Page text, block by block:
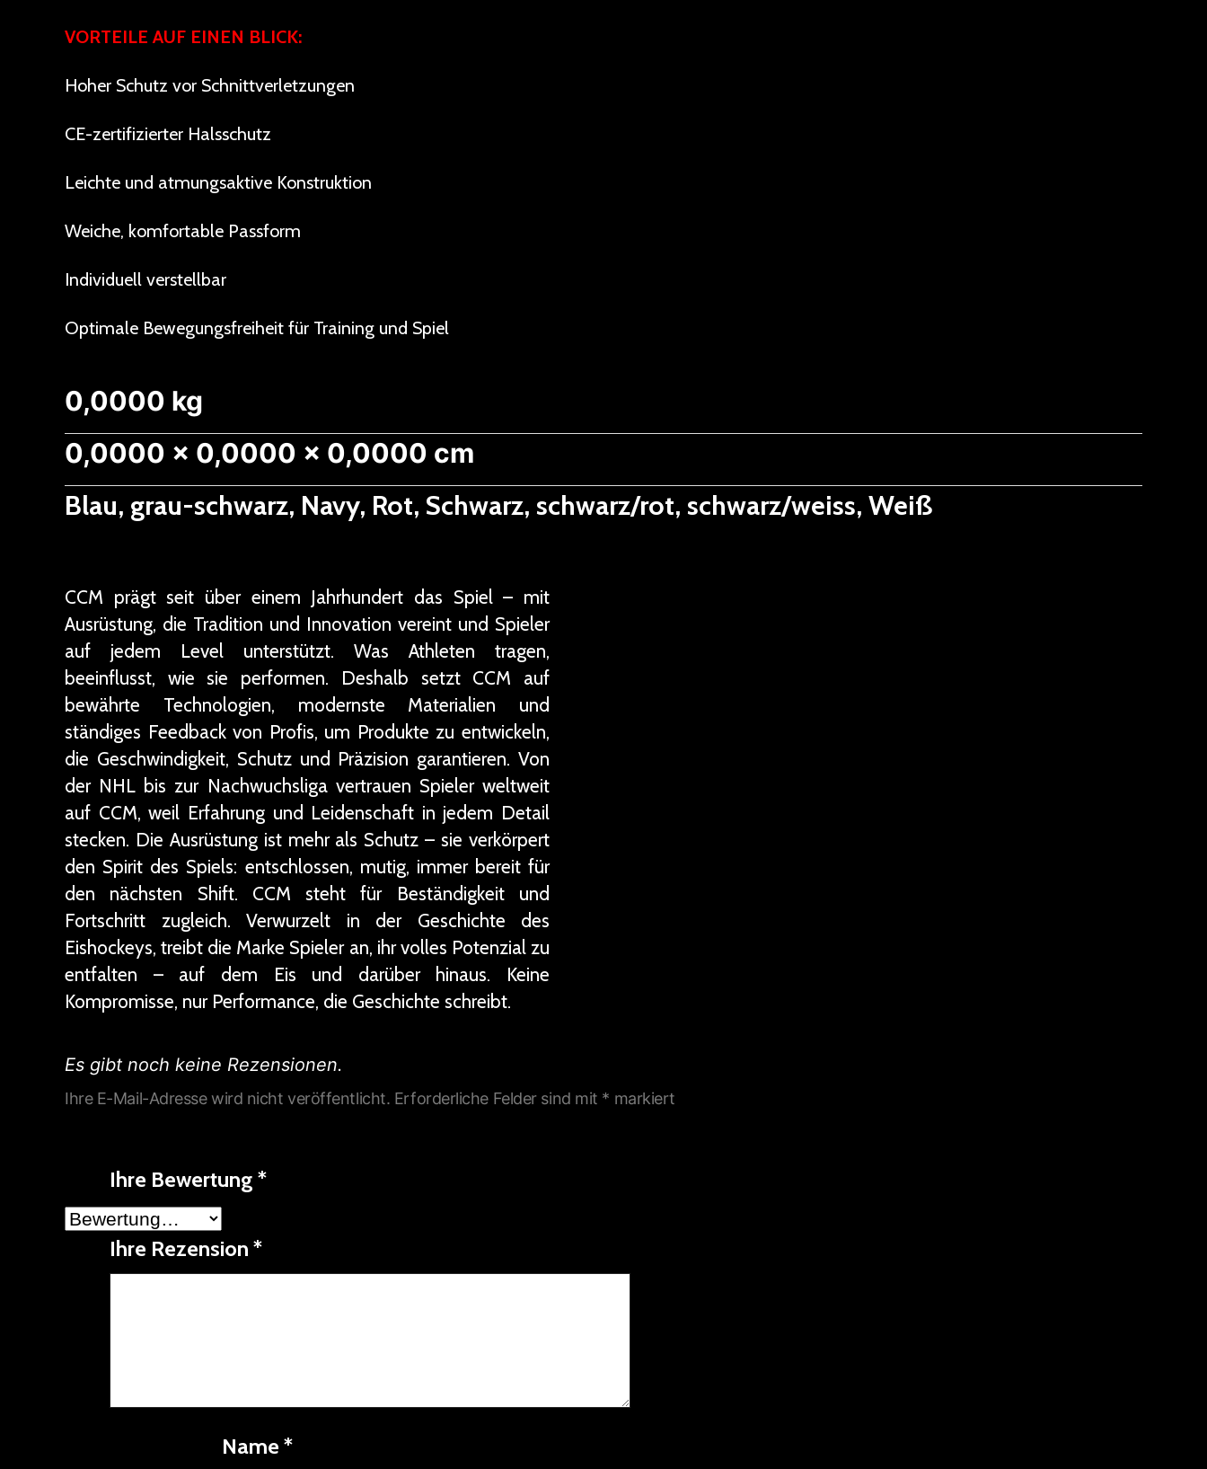
VORTEILE AUF EINEN BLICK:
Hoher Schutz vor Schnittverletzungen
CE-zertifizierter Halsschutz
Leichte und atmungsaktive Konstruktion
Weiche, komfortable Passform
Individuell verstellbar
Optimale Bewegungsfreiheit für Training und Spiel
0,0000 kg
0,0000 × 0,0000 × 0,0000 cm
Blau, grau-schwarz, Navy, Rot, Schwarz, schwarz/rot, schwarz/weiss, Weiß
CCM prägt seit über einem Jahrhundert das Spiel – mit
Ausrüstung, die Tradition und Innovation vereint und Spieler
auf jedem Level unterstützt. Was Athleten tragen,
beeinflusst, wie sie performen. Deshalb setzt CCM auf
bewährte Technologien, modernste Materialien und
ständiges Feedback von Profis, um Produkte zu entwickeln,
die Geschwindigkeit, Schutz und Präzision garantieren. Von
der NHL bis zur Nachwuchsliga vertrauen Spieler weltweit
auf CCM, weil Erfahrung und Leidenschaft in jedem Detail
stecken. Die Ausrüstung ist mehr als Schutz – sie verkörpert
den Spirit des Spiels: entschlossen, mutig, immer bereit für
den nächsten Shift. CCM steht für Beständigkeit und
Fortschritt zugleich. Verwurzelt in der Geschichte des
Eishockeys, treibt die Marke Spieler an, ihr volles Potenzial zu
entfalten – auf dem Eis und darüber hinaus. Keine
Kompromisse, nur Performance, die Geschichte schreibt.
Es gibt noch keine Rezensionen.
Ihre E-Mail-Adresse wird nicht veröffentlicht. Erforderliche Felder sind mit * markiert
Ihre Bewertung *
Ihre Rezension *
Name *